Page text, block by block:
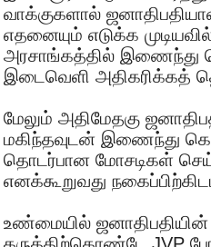
வாக்குகளால்
எதனையும் எடுக்க
அரசாங்கத்தில் இணைந்து
இடைவெளி அதிகரிக்கத்
மேலும் அதிமேதகு
மகிந்தவுடன் இணைந்து
தொடர்பான மோசடிகள்
எனக்கூறுவது
உண்மையில்